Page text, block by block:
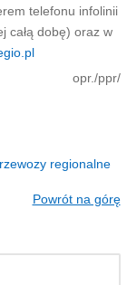
telefonu infolinii
całą dobę) oraz w
opr./ppr/
regionalne
Powrót na górę